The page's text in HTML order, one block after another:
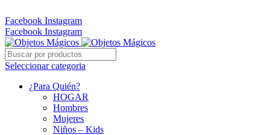
Facebook Instagram
Facebook Instagram
Seleccionar categoria
¿Para Quién?
HOGAR
Hombres
Mujeres
Niños – Kids